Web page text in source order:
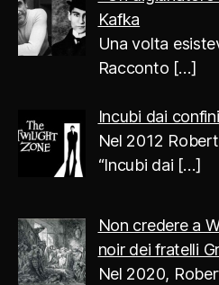
Kafka
Una volta
Racconto […]
Incubi dai
Nel 2012
“Incubi dai […]
Non credere a
noir dei fratelli
Nel 2020,